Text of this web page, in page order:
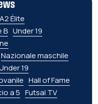
Élite
B Under 19
Nazionale maschile
19
Hall of Fame
a 5 Futsal TV